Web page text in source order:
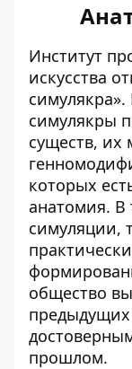
Институт
искусства
симулякры
существ, их
которых
анатомия. В
симуляции,
общество
прошлом.